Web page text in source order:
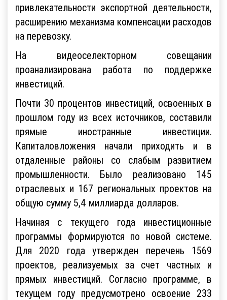
привлекательности экспортной деятельности,
расширению механизма компенсации расходов
на перевозку.
На видеоселекторном совещании
проанализирована работа по поддержке
инвестиций.
Почти 30 процентов инвестиций, освоенных в
прошлом году из всех источников, составили
прямые иностранные инвестиции.
Капиталовложения начали приходить и в
отдаленные районы со слабым развитием
промышленности. Было реализовано 145
отраслевых и 167 региональных проектов на
общую сумму 5,4 миллиарда долларов.
Начиная с текущего года инвестиционные
программы формируются по новой системе.
Для 2020 года утвержден перечень 1569
проектов, реализуемых за счет частных и
прямых инвестиций. Согласно программе, в
текущем году предусмотрено освоение 233